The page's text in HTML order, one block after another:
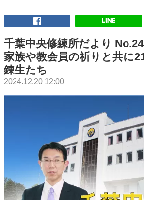
千葉中央修練所だより
家族や教会員の祈りと共に
錬生たち
2024.12.20 12:00